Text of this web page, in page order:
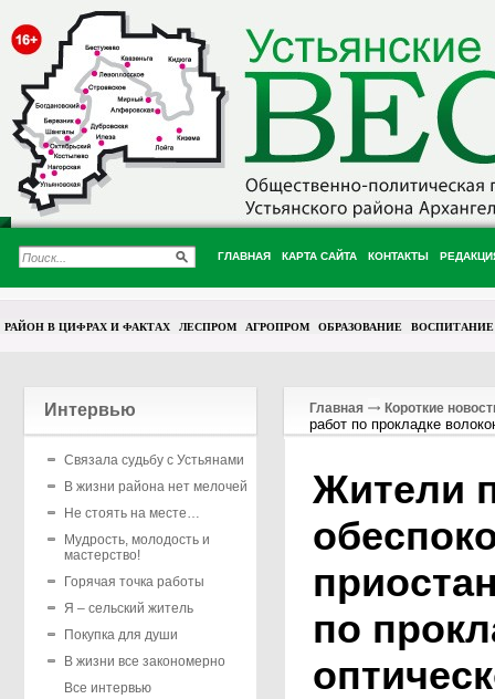
ГЛАВНАЯ КАРТА САЙТА КОНТАКТЫ
РАЙОН В ЦИФРАХ И ФАКТАХ ЛЕСПРОМ АГРОПРОМ ОБРАЗОВАНИЕ ВОСПИТАНИЕ
Интервью
Связала судьбу с Устьянами
В жизни района нет мелочей
Не стоять на месте…
Мудрость, молодость и
мастерство!
Горячая точка работы
Я – сельский житель
Покупка для души
В жизни все закономерно
Все интервью
Главная Короткие
работ по прокладке
Жители
по